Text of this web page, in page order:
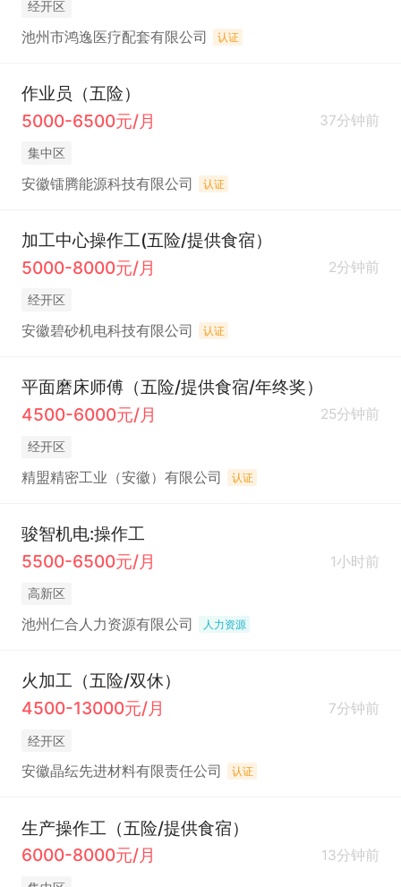
经开区
池州市鸿逸医疗配套有限公司 认证
作业员（五险）
5000-6500元/月
37分钟前
集中区
安徽镭腾能源科技有限公司 认证
加工中心操作工(五险/提供食宿）
5000-8000元/月
2分钟前
经开区
安徽碧砂机电科技有限公司 认证
平面磨床师傅（五险/提供食宿/年终奖）
4500-6000元/月
25分钟前
经开区
精盟精密工业（安徽）有限公司 认证
骏智机电:操作工
5500-6500元/月
1小时前
高新区
池州仁合人力资源有限公司 人力资源
火加工（五险/双休）
4500-13000元/月
7分钟前
经开区
安徽晶纭先进材料有限责任公司 认证
生产操作工（五险/提供食宿）
6000-8000元/月
13分钟前